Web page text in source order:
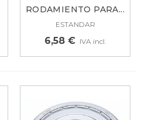
RODAMIENTO PARA...
ESTANDAR
6,58 € IVA incl.